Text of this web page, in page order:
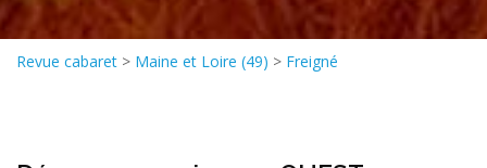
Revue cabaret > Maine et Loire (49) > Freigné